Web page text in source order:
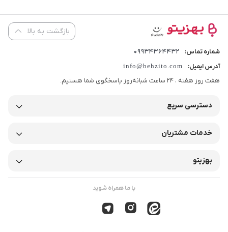
بازگشت به بالا
شماره تماس: 09934364432
آدرس ایمیل: info@behzito.com
هفت روز هفته ، 24 ساعت شبانه‌روز پاسخگوی شما هستیم.
دسترسی سریع
خدمات مشتریان
بهزیتو
با ما همراه شوید